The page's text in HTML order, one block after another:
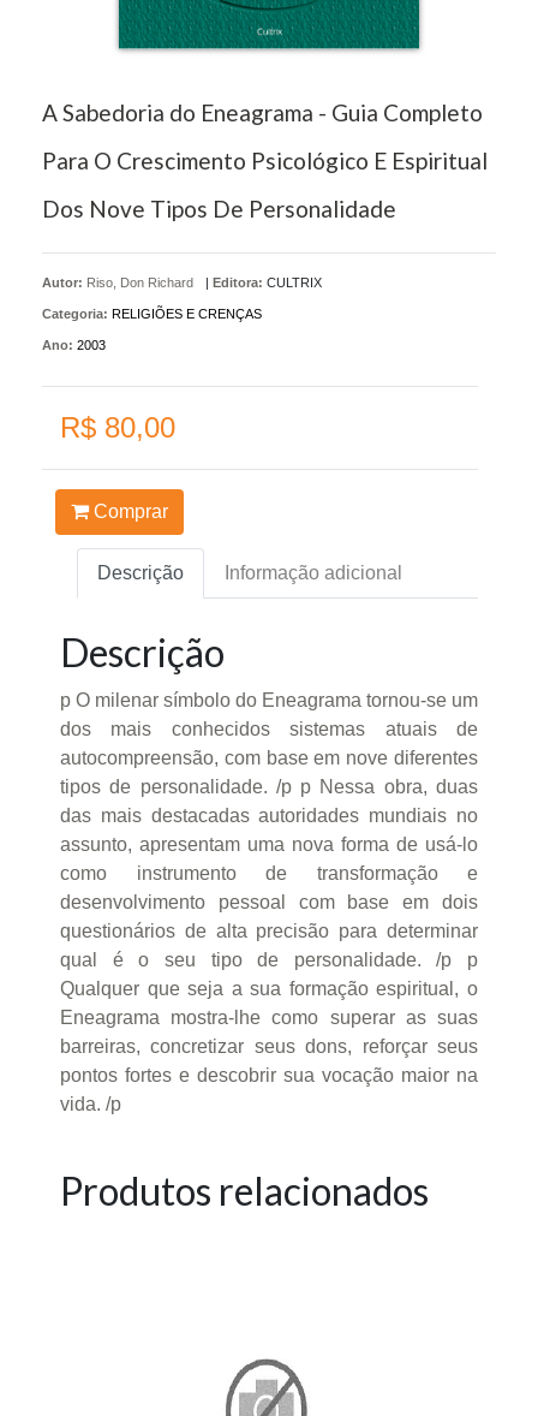
A Sabedoria do Eneagrama - Guia Completo
Para O Crescimento Psicológico E Espiritual
Dos Nove Tipos De Personalidade
Autor: Riso, Don Richard | Editora: CULTRIX
Categoria: RELIGIÕES E CRENÇAS
Ano: 2003
R$ 80,00
Comprar
Descrição Informação adicional
Descrição
p O milenar símbolo do Eneagrama tornou-se um
dos mais conhecidos sistemas atuais de
autocompreensão, com base em nove diferentes
tipos de personalidade. /p p Nessa obra, duas
das mais destacadas autoridades mundiais no
assunto, apresentam uma nova forma de usá-lo
como instrumento de transformação e
desenvolvimento pessoal com base em dois
questionários de alta precisão para determinar
qual é o seu tipo de personalidade. /p p
Qualquer que seja a sua formação espiritual, o
Eneagrama mostra-lhe como superar as suas
barreiras, concretizar seus dons, reforçar seus
pontos fortes e descobrir sua vocação maior na
vida. /p
Produtos relacionados